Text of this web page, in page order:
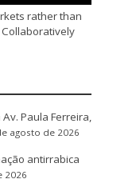
rather than
Paula Ferreira,
agosto de 2026
antirrabica
2026